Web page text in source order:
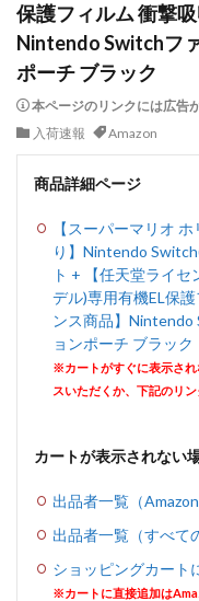
保護フィルム 衝撃
Nintendo Switchフ
ポーチ ブラック
本ページのリンクには広告
入荷速報
Amazon
商品詳細ページ
【スーパーマリオ
り】Nintendo
ト + 【任天堂ライ
デル)専用有機EL保
ンス商品】Nintendo
ョンポーチ ブラック
※カートがすぐに表示さ
スいただくか、下記のリン
カートが表示されない
出品者一覧（
出品者一覧（すべて
ショッピングカート
※カートに直接追加は